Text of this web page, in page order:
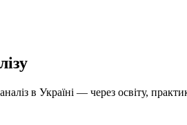
в Україні — через освіту,